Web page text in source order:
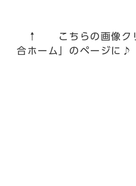
↑ こちらの画像クリ
合ホーム」のページに♪